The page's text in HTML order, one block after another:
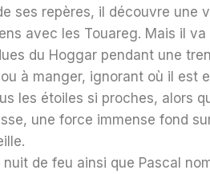
ses repères, il découvre une
avec les Touareg. Mais il
du Hoggar pendant une
à manger, ignorant où il est
les étoiles si proches, alors
une force immense fond
nuit de feu ainsi que Pascal